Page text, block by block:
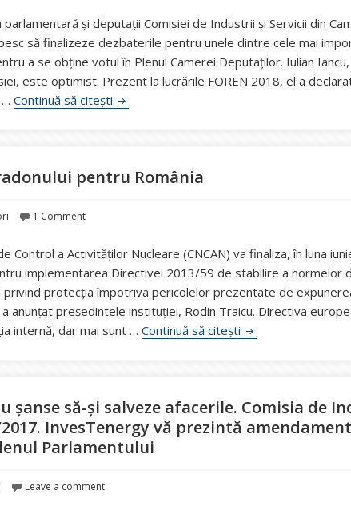
parlamentară și deputații Comisiei de Industrii și Servicii din
să finalizeze dezbaterile pentru unele dintre cele mai
a se obține votul în Plenul Camerei Deputaților. Iulian Iancu,
este optimist. Prezent la lucrările FOREN 2018, el a
…Continuă să citești Hei-rup legislativ în Parlament. Aleșii
pentru România
1 Comment
Control a Activităţilor Nucleare (CNCAN) va finaliza, în luna
implementarea Directivei 2013/59 de stabilire a normelor
protecţia împotriva pericolelor prezentate de
anunțat preşedintele instituției, Rodin Traicu. Directiva
internă, dar mai sunt …Continuă să citești CNCAN lucrează
șanse să-și salveze afacerile. Comisia de
InvesTenergy vă prezintă
Parlamentului
Leave a comment